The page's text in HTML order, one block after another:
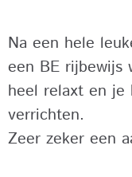
Na een hele
een BE rijbewijs
heel relaxt en
verrichten.
Zeer zeker een